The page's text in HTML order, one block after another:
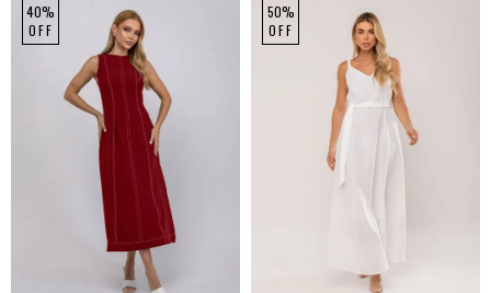
40%
OFF
50%
OFF